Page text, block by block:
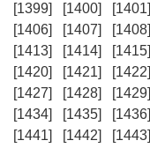
[1399]
[1400] [1401]
[1406]
[1407] [1408]
[1413]
[1414] [1415]
[1420]
[1421] [1422]
[1427]
[1428] [1429]
[1434]
[1435] [1436]
[1441]
[1442] [1443]